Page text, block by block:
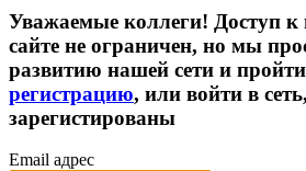
Уважаемые коллеги! Доступ к
сайте не ограничен, но мы
развитию нашей сети и пройти
регистрацию, или войти в
зарегистированы
Email адрес